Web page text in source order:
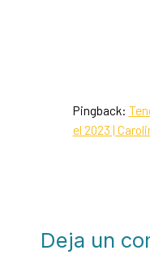
Pingback:
el 2023 |
Deja un